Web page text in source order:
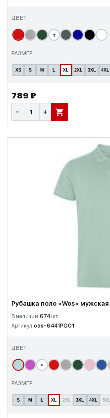
ЦВЕТ
т
РАЗМЕР
XS S M L XL 2XL 3XL 4XL
789 ₽
− + В КОРЗИНУ
Рубашка поло «Wos» мужская
В наличии:674 шт.
Артикул:oas-6441PO01
ЦВЕТ
я
РАЗМЕР
S M XL 2XL 3XL 4XL 5XL